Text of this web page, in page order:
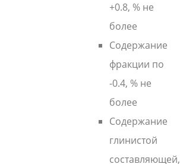
+0.8, % не
более
Содержание
фракции по
-0.4, % не
более
Содержание
глинистой
составляющей,